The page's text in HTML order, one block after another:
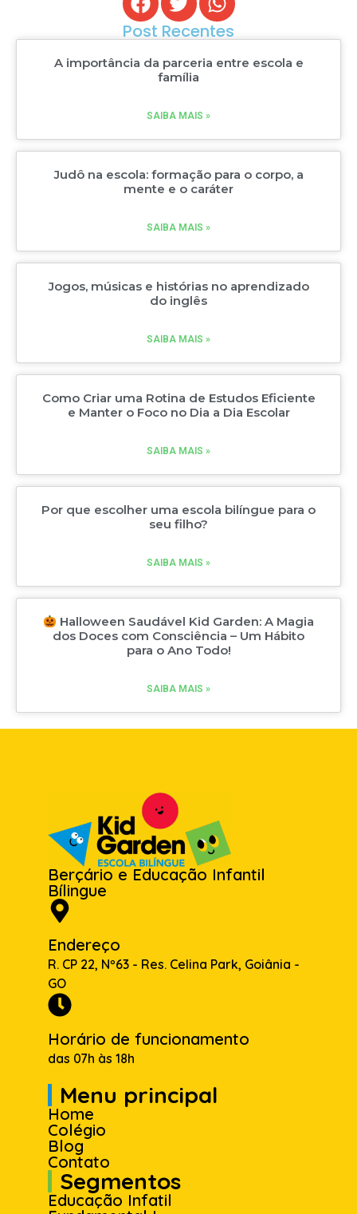
Post Recentes
A importância da parceria entre escola e
família
SAIBA MAIS »
Judô na escola: formação para o corpo, a
mente e o caráter
SAIBA MAIS »
Jogos, músicas e histórias no aprendizado
do inglês
SAIBA MAIS »
Como Criar uma Rotina de Estudos Eficiente
e Manter o Foco no Dia a Dia Escolar
SAIBA MAIS »
Por que escolher uma escola bilíngue para o
seu filho?
SAIBA MAIS »
Halloween Saudável Kid Garden: A Magia
dos Doces com Consciência – Um Hábito
para o Ano Todo!
SAIBA MAIS »
Berçário e Educação Infantil
Bílingue
Endereço
R. CP 22, Nº63 - Res. Celina Park, Goiânia -
GO
Horário de funcionamento
das 07h às 18h
Menu principal
Home
Colégio
Blog
Contato
Segmentos
Educação Infatil